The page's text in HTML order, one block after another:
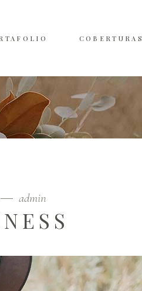
COBERTURAS
admin